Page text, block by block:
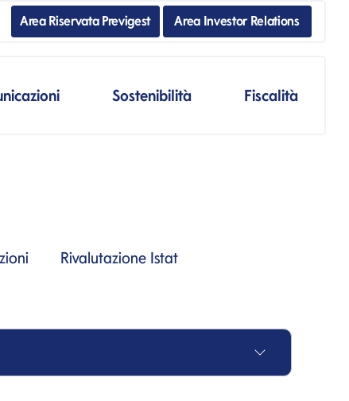
Area Riservata Previgest Area Investor Relations
Sostenibilità Fiscalità
Rivalutazione Istat